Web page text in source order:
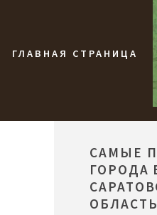
ГЛАВНАЯ СТРАНИЦА
САМЫЕ
ГОРОДА